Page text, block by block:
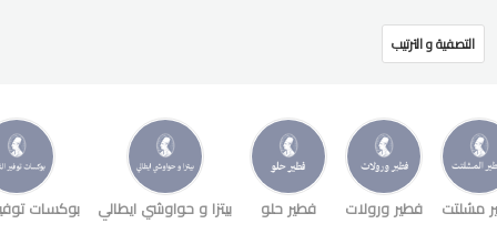
التصفية و الترتيب
مشلتت فطير ورولات فطير حلو بيتزا و حواوشي ايطالي بوكسات